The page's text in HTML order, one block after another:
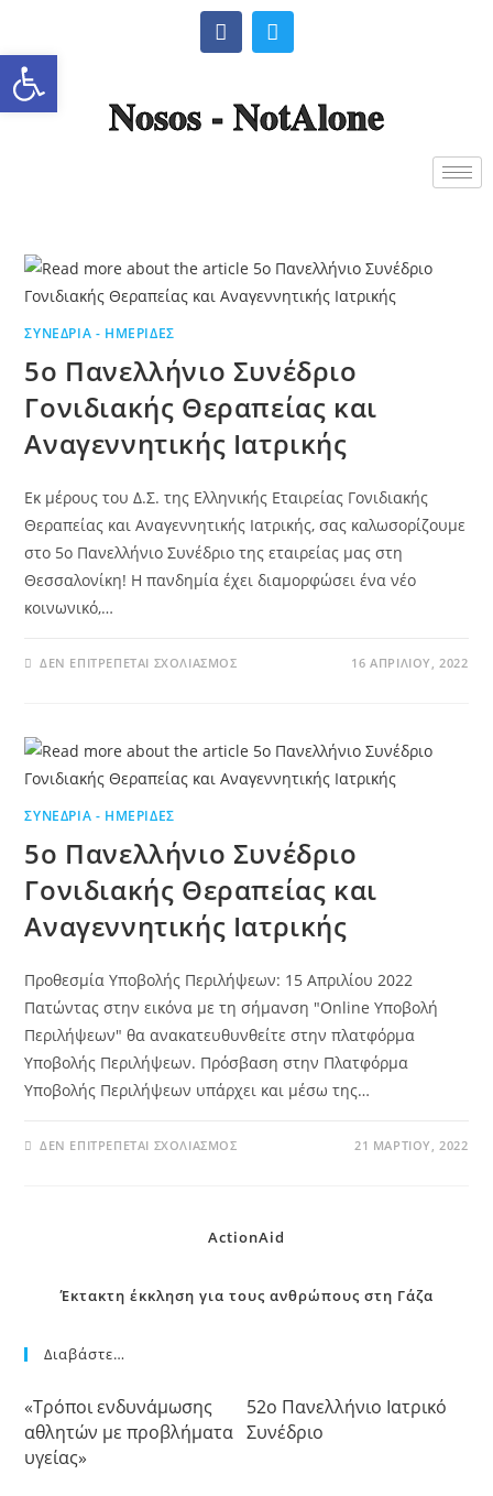
Nosos - NotAlone
ΣΥΝΈΔΡΙΑ - ΗΜΕΡΊΔΕΣ
5ο Πανελλήνιο Συνέδριο
Γονιδιακής Θεραπείας και
Αναγεννητικής Ιατρικής
Εκ μέρους του Δ.Σ. της Ελληνικής Εταιρείας Γονιδιακής
Θεραπείας και Αναγεννητικής Ιατρικής, σας καλωσορίζουμε
στο 5ο Πανελλήνιο Συνέδριο της εταιρείας μας στη
Θεσσαλονίκη! Η πανδημία έχει διαμορφώσει ένα νέο
κοινωνικό,…
ΔΕΝ ΕΠΙΤΡΈΠΕΤΑΙ ΣΧΟΛΙΑΣΜΌΣ 16 ΑΠΡΙΛΊΟΥ, 2022
ΣΥΝΈΔΡΙΑ - ΗΜΕΡΊΔΕΣ
5ο Πανελλήνιο Συνέδριο
Γονιδιακής Θεραπείας και
Αναγεννητικής Ιατρικής
Προθεσμία Υποβολής Περιλήψεων: 15 Απριλίου 2022
Πατώντας στην εικόνα με τη σήμανση "Οnline Υποβολή
Περιλήψεων" θα ανακατευθυνθείτε στην πλατφόρμα
Υποβολής Περιλήψεων. Πρόσβαση στην Πλατφόρμα
Υποβολής Περιλήψεων υπάρχει και μέσω της…
ΔΕΝ ΕΠΙΤΡΈΠΕΤΑΙ ΣΧΟΛΙΑΣΜΌΣ 21 ΜΑΡΤΊΟΥ, 2022
ActionAid
Έκτακτη έκκληση για τους ανθρώπους στη Γάζα
Διαβάστε…
«Τρόποι ενδυνάμωσης
αθλητών με προβλήματα
υγείας»
52o Πανελλήνιο Ιατρικό
Συνέδριο
Ανοίξτε τη γραμμή